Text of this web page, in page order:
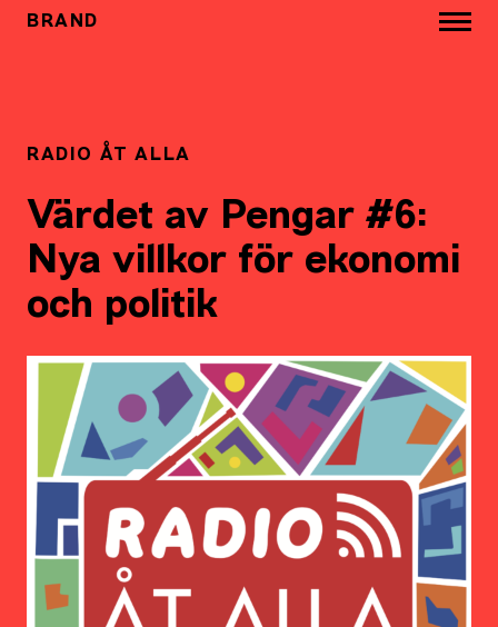
BRAND
RADIO ÅT ALLA
Värdet av Pengar #6:
Nya villkor för ekonomi
och politik